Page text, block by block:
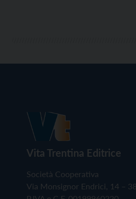
Vita Trentina Editrice
Società Cooperativa
Via Monsignor Endrici, 14 –